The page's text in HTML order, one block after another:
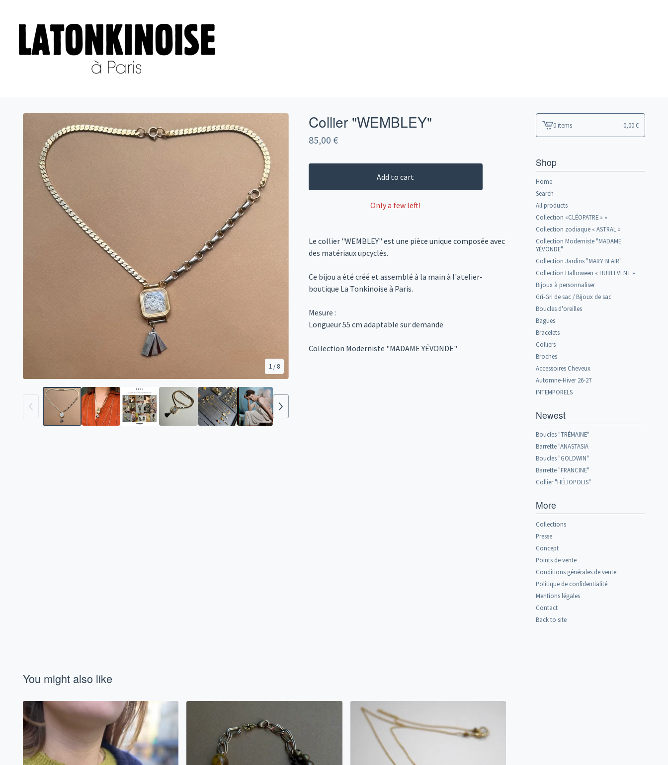
Collier "WEMBLEY"
85,00 €
1 / 8
Add to cart
Only a few left!
Le collier "WEMBLEY" est une pièce unique composée avec
des matériaux upcyclés.
Ce bijou a été créé et assemblé à la main à l'atelier-
boutique La Tonkinoise à Paris.
Mesure :
Longueur 55 cm adaptable sur demande
Collection Moderniste "MADAME YÉVONDE"
View
cart
0 items 0,00€
Shop
Home
Search
All products
Collection «CLÉOPATRE » »
Collection zodiaque « ASTRAL »
Collection Moderniste "MADAME
YÉVONDE"
Collection Jardins "MARY BLAIR"
Collection Halloween « HURLEVENT »
Bijoux à personnaliser
Gri-Gri de sac / Bijoux de sac
Boucles d'oreilles
Bagues
Bracelets
Colliers
Broches
Accessoires Cheveux
Automne-Hiver 26-27
INTEMPORELS
Newest
Boucles "TRÉMAINE"
Barrette "ANASTASIA
Boucles "GOLDWIN"
Barrette "FRANCINE"
Collier "HÉLIOPOLIS"
More
Collections
Presse
Concept
Points de vente
Conditions générales de vente
Politique de confidentialité
Mentions légales
Contact
Back to site
You might also like